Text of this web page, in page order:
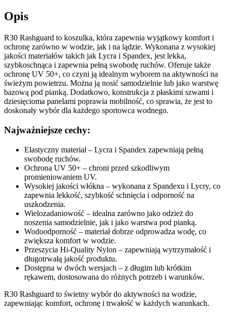
Opis
R30 Rashguard to koszulka, która zapewnia wyjątkowy komfort i
ochronę zarówno w wodzie, jak i na lądzie. Wykonana z wysokiej
jakości materiałów takich jak Lycra i Spandex, jest lekka,
szybkoschnąca i zapewnia pełną swobodę ruchów. Oferuje także
ochronę UV 50+, co czyni ją idealnym wyborem na aktywności na
świeżym powietrzu. Można ją nosić samodzielnie lub jako warstwę
bazową pod pianką. Dodatkowo, konstrukcja z płaskimi szwami i
dziesięcioma panelami poprawia mobilność, co sprawia, że jest to
doskonały wybór dla każdego sportowca wodnego.
Najważniejsze cechy:
Elastyczny materiał – Lycra i Spandex zapewniają pełną
swobodę ruchów.
Ochrona UV 50+ – chroni przed szkodliwym
promieniowaniem UV.
Wysokiej jakości włókna – wykonana z Spandexu i Lycry, co
zapewnia lekkość, szybkość schnięcia i odporność na
uszkodzenia.
Wielozadaniowość – idealna zarówno jako odzież do
noszenia samodzielnie, jak i jako warstwa pod pianką.
Wodoodporność – materiał dobrze odprowadza wodę, co
zwiększa komfort w wodzie.
Przeszycia Hi-Quality Nylon – zapewniają wytrzymałość i
długotrwałą jakość produktu.
Dostępna w dwóch wersjach – z długim lub krótkim
rękawem, dostosowana do różnych potrzeb i warunków.
R30 Rashguard to świetny wybór do aktywności na wodzie,
zapewniając komfort, ochronę i trwałość w każdych warunkach.